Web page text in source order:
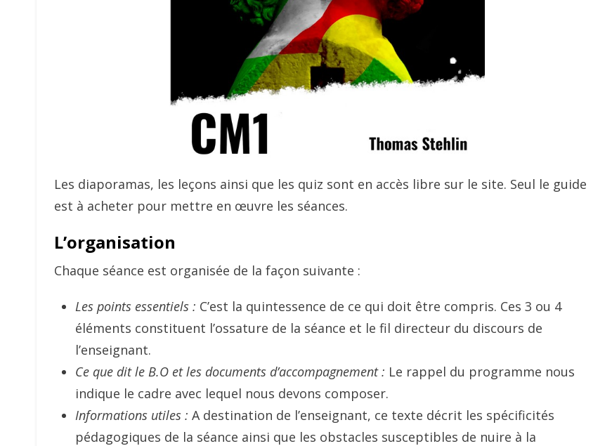
Les diaporamas, les leçons ainsi que les quiz sont en accès libre sur le site. Seul le guide
est à acheter pour mettre en œuvre les séances.
L’organisation
Chaque séance est organisée de la façon suivante :
Les points essentiels : C’est la quintessence de ce qui doit être compris. Ces 3 ou 4
éléments constituent l’ossature de la séance et le fil directeur du discours de
l’enseignant.
Ce que dit le B.O et les documents d’accompagnement : Le rappel du programme nous
indique le cadre avec lequel nous devons composer.
Informations utiles : A destination de l’enseignant, ce texte décrit les spécificités
pédagogiques de la séance ainsi que les obstacles susceptibles de nuire à la